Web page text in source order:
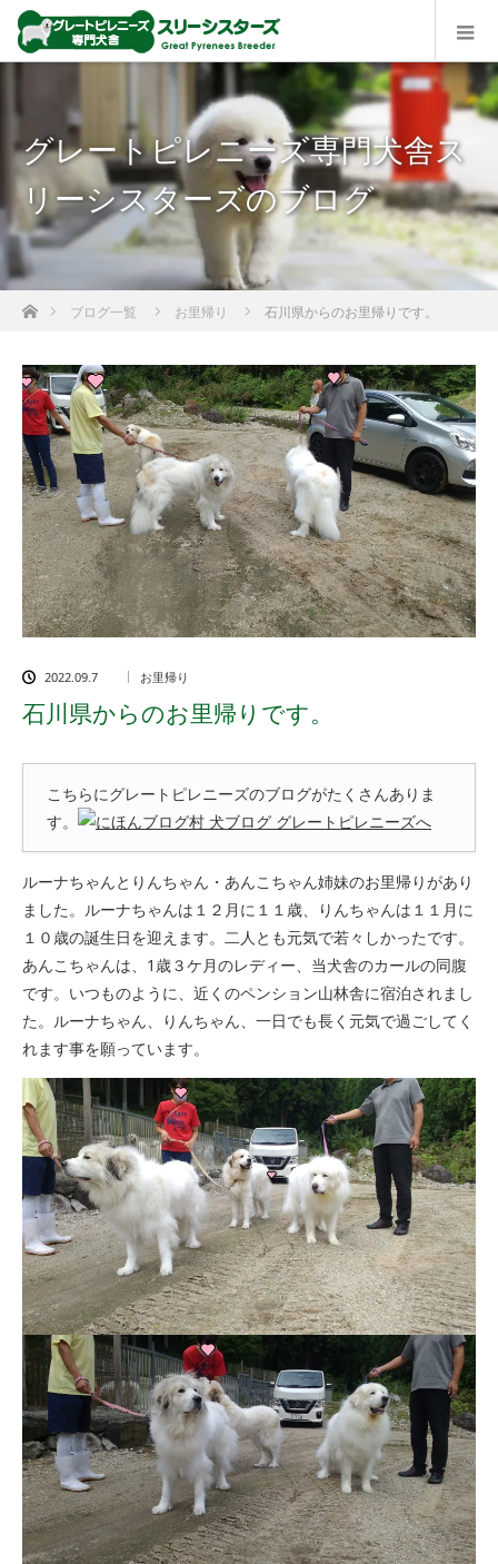
グレートピレニーズ専門犬舎ス
リーシスターズのブログ
ホームブログ一覧 お里帰り 石川県からのお里帰りです。
2022.09.7 お里帰り
石川県からのお里帰りです。
こちらにグレートピレニーズのブログがたくさんありま
す。
ルーナちゃんとりんちゃん・あんこちゃん姉妹のお里帰りがあり
ました。ルーナちゃんは１２月に１１歳、りんちゃんは１１月に
１０歳の誕生日を迎えます。二人とも元気で若々しかったです。
あんこちゃんは、1歳３ケ月のレディー、当犬舎のカールの同腹
です。いつものように、近くのペンション山林舎に宿泊されまし
た。ルーナちゃん、りんちゃん、一日でも長く元気で過ごしてく
れます事を願っています。